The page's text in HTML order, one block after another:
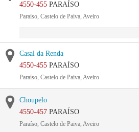
4550-455 PARAÍSO
Paraíso, Castelo de Paiva, Aveiro
Casal da Renda
4550-455 PARAÍSO
Paraíso, Castelo de Paiva, Aveiro
Choupelo
4550-457 PARAÍSO
Paraíso, Castelo de Paiva, Aveiro